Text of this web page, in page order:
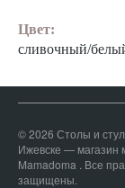
Цвет:
сливочный/
© 2026 Столы и
Ижевске — магазин
Mamadoma . Все
защищены.